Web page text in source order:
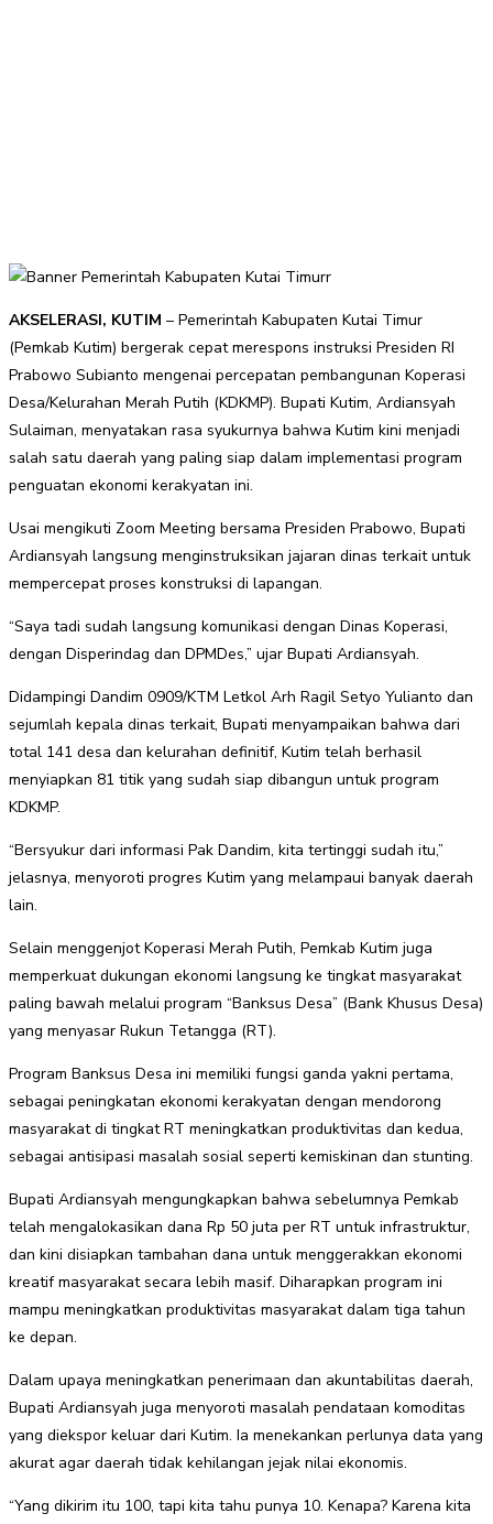
AKSELERASI, KUTIM – Pemerintah Kabupaten Kutai Timur
(Pemkab Kutim) bergerak cepat merespons instruksi Presiden RI
Prabowo Subianto mengenai percepatan pembangunan Koperasi
Desa/Kelurahan Merah Putih (KDKMP). Bupati Kutim, Ardiansyah
Sulaiman, menyatakan rasa syukurnya bahwa Kutim kini menjadi
salah satu daerah yang paling siap dalam implementasi program
penguatan ekonomi kerakyatan ini.
Usai mengikuti Zoom Meeting bersama Presiden Prabowo, Bupati
Ardiansyah langsung menginstruksikan jajaran dinas terkait untuk
mempercepat proses konstruksi di lapangan.
“Saya tadi sudah langsung komunikasi dengan Dinas Koperasi,
dengan Disperindag dan DPMDes,” ujar Bupati Ardiansyah.
Didampingi Dandim 0909/KTM Letkol Arh Ragil Setyo Yulianto dan
sejumlah kepala dinas terkait, Bupati menyampaikan bahwa dari
total 141 desa dan kelurahan definitif, Kutim telah berhasil
menyiapkan 81 titik yang sudah siap dibangun untuk program
KDKMP.
“Bersyukur dari informasi Pak Dandim, kita tertinggi sudah itu,”
jelasnya, menyoroti progres Kutim yang melampaui banyak daerah
lain.
Selain menggenjot Koperasi Merah Putih, Pemkab Kutim juga
memperkuat dukungan ekonomi langsung ke tingkat masyarakat
paling bawah melalui program “Banksus Desa” (Bank Khusus Desa)
yang menyasar Rukun Tetangga (RT).
Program Banksus Desa ini memiliki fungsi ganda yakni pertama,
sebagai peningkatan ekonomi kerakyatan dengan mendorong
masyarakat di tingkat RT meningkatkan produktivitas dan kedua,
sebagai antisipasi masalah sosial seperti kemiskinan dan stunting.
Bupati Ardiansyah mengungkapkan bahwa sebelumnya Pemkab
telah mengalokasikan dana Rp 50 juta per RT untuk infrastruktur,
dan kini disiapkan tambahan dana untuk menggerakkan ekonomi
kreatif masyarakat secara lebih masif. Diharapkan program ini
mampu meningkatkan produktivitas masyarakat dalam tiga tahun
ke depan.
Dalam upaya meningkatkan penerimaan dan akuntabilitas daerah,
Bupati Ardiansyah juga menyoroti masalah pendataan komoditas
yang diekspor keluar dari Kutim. Ia menekankan perlunya data yang
akurat agar daerah tidak kehilangan jejak nilai ekonomis.
“Yang dikirim itu 100, tapi kita tahu punya 10. Kenapa? Karena kita